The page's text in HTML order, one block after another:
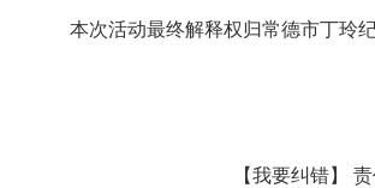
本次活动最终解释权归常德市丁玲纪
【我要纠错】 责